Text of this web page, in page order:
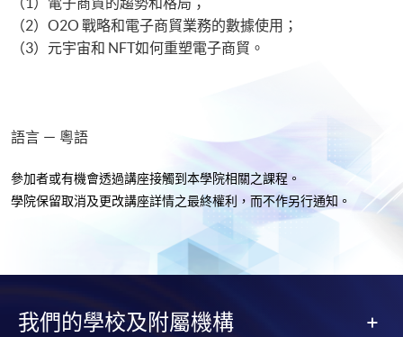
（2）O2O 戰略和電子商貿業務的數據使用；
（3）元宇宙和 NFT如何重塑電子商貿。
語言 － 粵語
參加者或有機會透過講座接觸到本學院相關之課程。
學院保留取消及更改講座詳情之最終權利，而不作另行通知 。
我們的學校及附屬機構